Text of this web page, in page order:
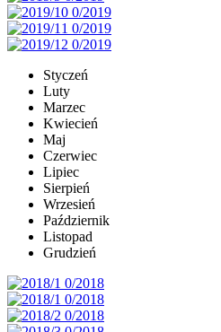
Styczeń
Luty
Marzec
Kwiecień
Maj
Czerwiec
Lipiec
Sierpień
Wrzesień
Październik
Listopad
Grudzień